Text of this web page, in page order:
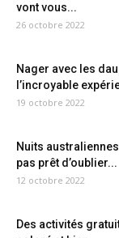
vont vous...
26 octobre 2022
Nager avec les
l’incroyable
19 octobre 2022
Nuits australiennes
pas prêt d’oublier...
12 octobre 2022
Des activités